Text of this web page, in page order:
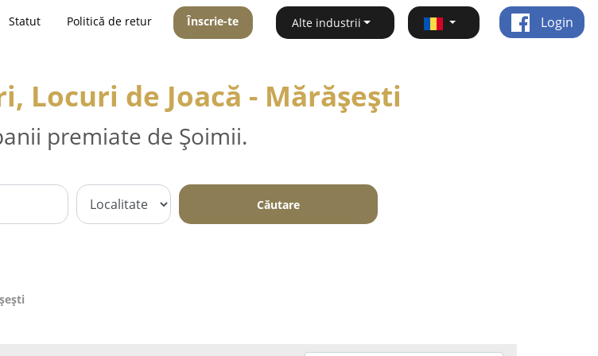
Statut Politică de retur Înscrie-te Alte industrii Login
Locuri de Joacă - Mărăşeşti
premiate de Șoimii.
Căutare